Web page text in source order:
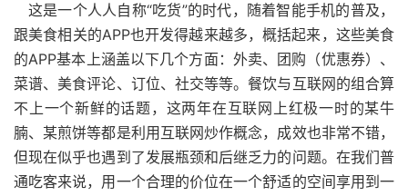
这是一个人人自称“吃货”的时代，随着智能手机的普及，
跟美食相关的APP也开发得越来越多，概括起来，这些美食
的APP基本上涵盖以下几个方面：外卖、团购（优惠券）、
菜谱、美食评论、订位、社交等等。餐饮与互联网的组合算
不上一个新鲜的话题，这两年在互联网上红极一时的某牛
腩、某煎饼等都是利用互联网炒作概念，成效也非常不错，
但现在似乎也遇到了发展瓶颈和后继乏力的问题。在我们普
通吃客来说，用一个合理的价位在一个舒适的空间享用到一